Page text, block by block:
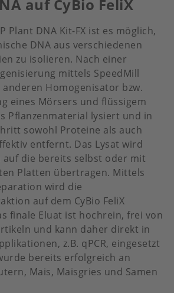
auf CyBio FeliX
Plant DNA Kit-FX ist es möglich,
DNA aus verschiedenen
zu isolieren. Nach einer
mittels SpeedMill
anderen Homogenisator bzw.
eines Mörsers und flüssigem
Pflanzenmaterial lysiert und in
sowohl Proteine als auch
entfernt. Das Lysat wird
die bereits selbst oder mit
Platten übertragen. Mittels
wird die
auf dem CyBio FeliX
finale Eluat ist hochrein, frei von
und kann daher direkt in
z.B. qPCR, eingesetzt
bereits erfolgreich an
Mais, Maisgries und Samen